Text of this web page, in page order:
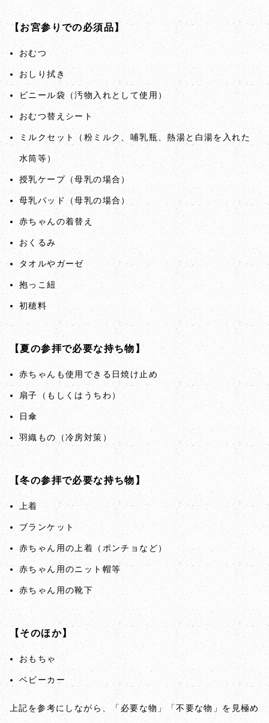
【お宮参りでの必須品】
おむつ
おしり拭き
ビニール袋（汚物入れとして使用）
おむつ替えシート
ミルクセット（粉ミルク、哺乳瓶、熱湯と白湯を入れた
水筒等）
授乳ケープ（母乳の場合）
母乳パッド（母乳の場合）
赤ちゃんの着替え
おくるみ
タオルやガーゼ
抱っこ紐
初穂料
【夏の参拝で必要な持ち物】
赤ちゃんも使用できる日焼け止め
扇子（もしくはうちわ）
日傘
羽織もの（冷房対策）
【冬の参拝で必要な持ち物】
上着
ブランケット
赤ちゃん用の上着（ポンチョなど）
赤ちゃん用のニット帽等
赤ちゃん用の靴下
【そのほか】
おもちゃ
ベビーカー
上記を参考にしながら、「必要な物」「不要な物」を見極め